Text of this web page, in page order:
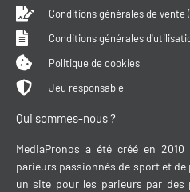
Conditions générales de vente
Conditions générales
Politique de cookies
Jeu responsable
Qui sommes-nous ?
MediaPronos a été créé en
parieurs passionnés de sport et
un site pour les parieurs par